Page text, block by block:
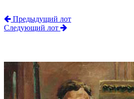
Предыдущий лот
Следующий лот